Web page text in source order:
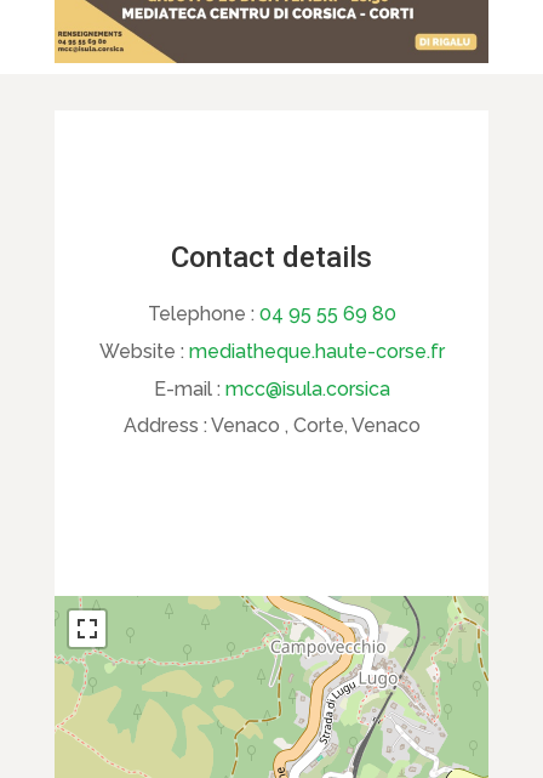
Contact details
Telephone : 04 95 55 69 80
Website : mediatheque.haute-corse.fr
E-mail : mcc@isula.corsica
Address : Venaco , Corte, Venaco